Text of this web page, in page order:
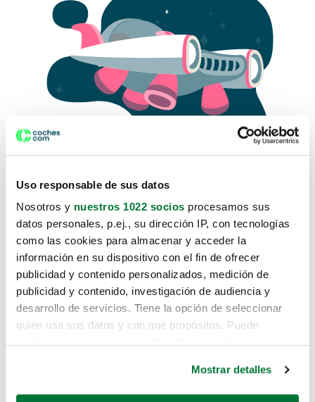
Uso responsable de sus datos
Nosotros y nuestros 1022 socios procesamos sus
datos personales, p.ej., su dirección IP, con tecnologías
como las cookies para almacenar y acceder la
información en su dispositivo con el fin de ofrecer
publicidad y contenido personalizados, medición de
publicidad y contenido, investigación de audiencia y
desarrollo de servicios. Tiene la opción de seleccionar
quién usa sus datos y con qué propósitos. Puede
Mostrar detalles
Lo sentimos, no sabemos como
te hemos traido hasta aquí.
Pero puedes encontrar el coche que estás
buscando en alguno de estos enlaces:
Coches de segunda mano